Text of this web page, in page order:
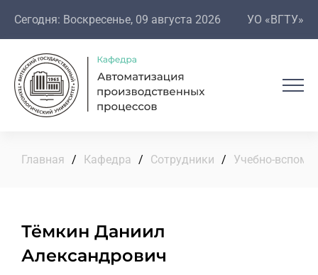
Сегодня: Воскресенье, 09 августа 2026 УО «ВГТУ»
Главная / Кафедра / Сотрудники / Учебно-
Тёмкин Даниил
Александрович